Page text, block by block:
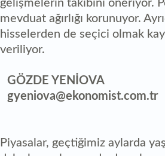
gelişmelerin takibini öneriyor.
mevduat ağırlığı korunuyor.
hisselerden de seçici olmak
veriliyor.
GÖZDE YENİOVA
gyeniova@ekonomist.com.tr
Piyasalar, geçtiğimiz aylarda